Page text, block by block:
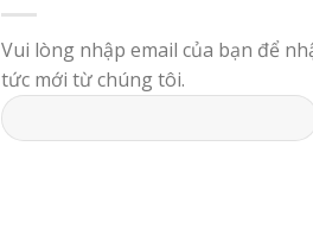
Vui lòng nhập email của bạn để
tức mới từ chúng tôi.